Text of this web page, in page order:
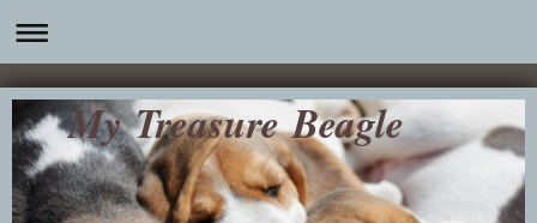
My Treasure Beagle